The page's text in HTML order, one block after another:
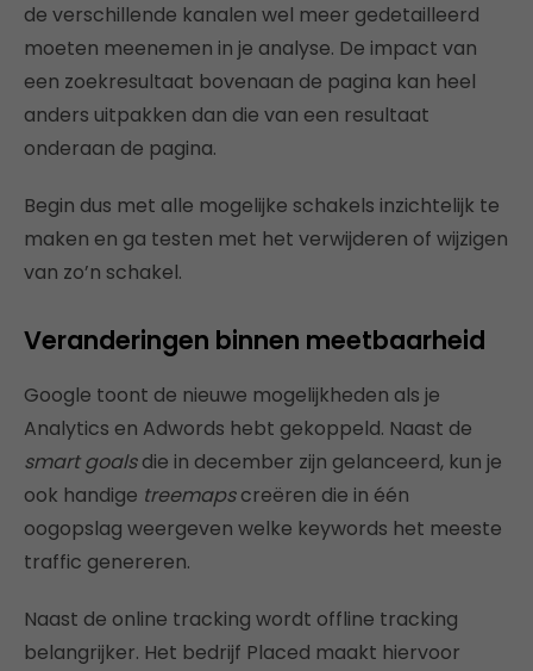
de verschillende kanalen wel meer gedetailleerd
moeten meenemen in je analyse. De impact van
een zoekresultaat bovenaan de pagina kan heel
anders uitpakken dan die van een resultaat
onderaan de pagina.
Begin dus met alle mogelijke schakels inzichtelijk te
maken en ga testen met het verwijderen of wijzigen
van zo’n schakel.
Veranderingen binnen meetbaarheid
Google toont de nieuwe mogelijkheden als je
Analytics en Adwords hebt gekoppeld. Naast de
smart goalsdie in december zijn gelanceerd, kun je
ook handige treemapscreëren die in één
oogopslag weergeven welke keywords het meeste
traffic genereren.
Naast de online tracking wordt offline tracking
belangrijker. Het bedrijf Placed maakt hiervoor